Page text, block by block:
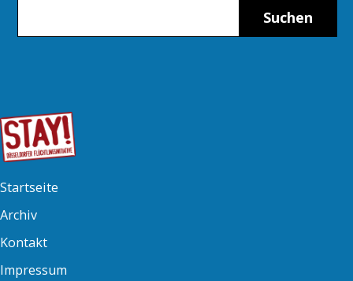
Suchen
Startseite
Archiv
Kontakt
Impressum